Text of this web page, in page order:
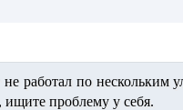
работал по нескольким
проблему у себя.